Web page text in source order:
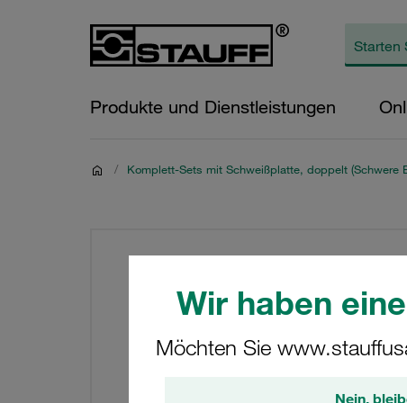
Wir haben
Möchten Sie
Nein,
Produkte und Dienstleistungen
/ Komplett-Sets mit Schweißplatte, doppelt (Schwere